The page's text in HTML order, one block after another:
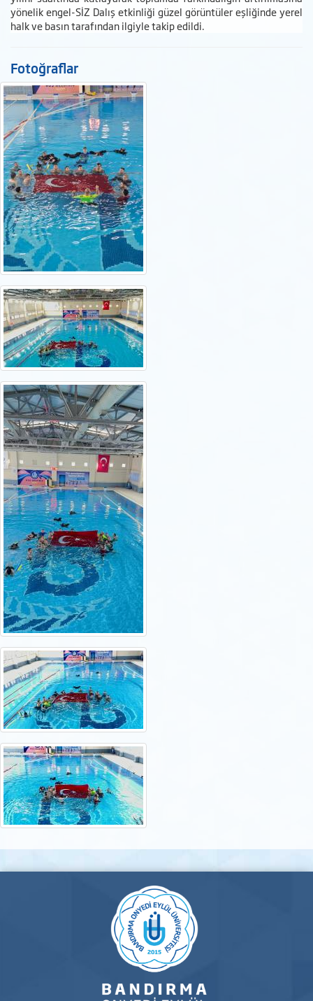
yönelik engel-SİZ Dalış etkinliği güzel görüntüler eşliğinde yerel
halk ve basın tarafından ilgiyle takip edildi.
Fotoğraflar